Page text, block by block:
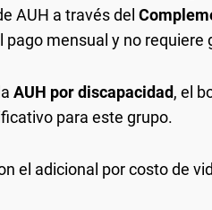
AUH a través del
mensual y no requiere
AUH por discapacidad, el
para este grupo.
el adicional por costo de